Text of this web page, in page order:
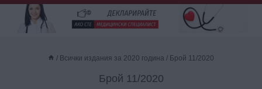
/ Всички издания за 2020 година / Брой 11/2020
Брой 11/2020